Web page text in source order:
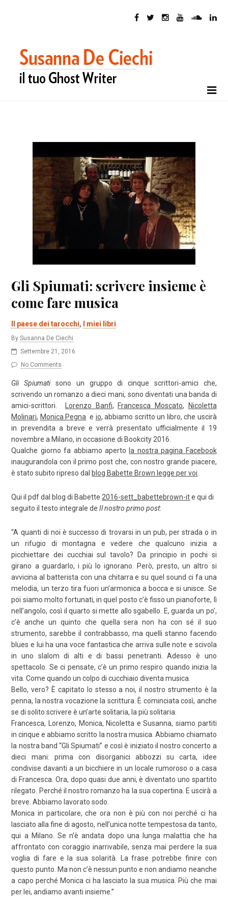
Gli Spiumati: scrivere insieme è
come fare musica
Il paese dei tarocchi, I miei libri
BySusanna De Ciechi
Settembre 21, 2016
No Comments
Gli Spiumatisono un gruppo di cinque scrittori-amici che,
scrivendo un romanzo a dieci mani, sono diventati una banda di
amici-scrittori.
Lorenzo Banfi, Francesca Moscato,
Nicoletta
Molinari, Monica Pegna e io, abbiamo scritto un libro, che uscirà
in prevendita a breve e verrà presentato ufficialmente il 19
novembre a Milano, in occasione di Bookcity 2016.
Qualche giorno fa abbiamo aperto la nostra pagina Facebook
inaugurandola con il primo post che, con nostro grande piacere,
è stato subito ripreso dal blog Babette Brown legge per voi
Qui il pdf dal blog di Babette 2016-sett_babettebrown-ite qui di
seguito il testo integrale deIl nostro primo post:
“A quanti di noi è successo di trovarsi in un pub, per strada o in
un rifugio di montagna e vedere che qualcuno inizia a
picchiettare dei cucchiai sul tavolo? Da principio in pochi si
girano a guardarlo, i più lo ignorano. Però, presto, un altro si
avvicina al batterista con una chitarra e su quel sound ci fa una
melodia, un terzo tira fuori un’armonica a bocca e si unisce. Se
poi siamo molto fortunati, in quel posto c’è fisso un pianoforte, lì
nell’angolo, così il quarto si mette allo sgabello. E, guarda un po’,
c’è anche un quinto che quella sera non ha con sé il suo
strumento, sarebbe il contrabbasso, ma quelli stanno facendo
blues e lui ha una voce fantastica che arriva sulle note e scivola
in uno slalom di alti e di bassi penetranti. Adesso è uno
spettacolo. Se ci pensate, c’è un primo respiro quando inizia la
vita. Come quando un colpo di cucchiaio diventa musica.
Bello, vero? È capitato lo stesso a noi, il nostro strumento è la
penna, la nostra vocazione la scrittura. È cominciata così, anche
se di solito scrivere è un’arte solitaria, la più solitaria.
Francesca, Lorenzo, Monica, Nicoletta e Susanna, siamo partiti
in cinque e abbiamo scritto la nostra musica. Abbiamo chiamato
la nostra band “Gli Spiumati” e così è iniziato il nostro concerto a
dieci mani: prima con disorganici abbozzi su carta, idee
condivise davanti a un bicchiere in un locale rumoroso o a casa
di Francesca. Ora, dopo quasi due anni, è diventato uno spartito
rilegato. Perché il nostro romanzo ha la sua copertina. E uscirà a
breve. Abbiamo lavorato sodo.
Monica in particolare, che ora non è più con noi perché ci ha
lasciato alla fine di agosto, nell’unica notte tempestosa da tanto,
qui a Milano. Se n’è andata dopo una lunga malattia che ha
affrontato con coraggio inarrivabile, senza mai perdere la sua
voglia di fare e la sua solarità. La frase potrebbe finire con
questo punto. Ma non c’è nessun punto e non andiamo neanche
a capo perché Monica ci ha lasciato la sua musica. Più che mai
per lei, andiamo avanti insieme.”